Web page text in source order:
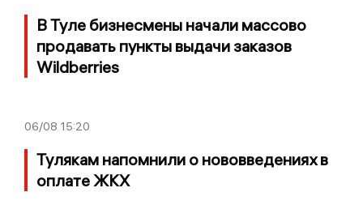
В Туле бизнесмены начали массово
продавать пункты выдачи заказов
Wildberries
06/08 15:20
Тулякам напомнили о нововведениях в
оплате ЖКХ